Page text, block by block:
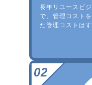
長年リユースビ
で、管理コスト
た管理コストは